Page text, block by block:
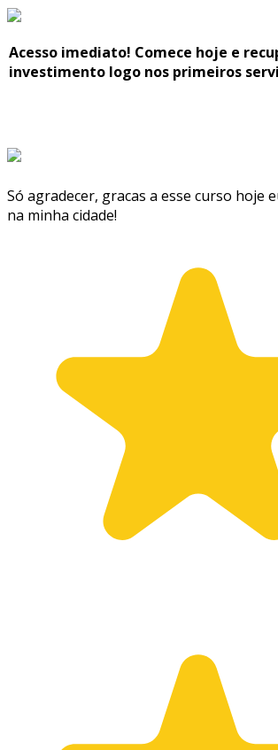
Acesso imediato! Comece hoje e
investimento logo nos primeiros
Só agradecer, gracas a esse curso hoje
na minha cidade!